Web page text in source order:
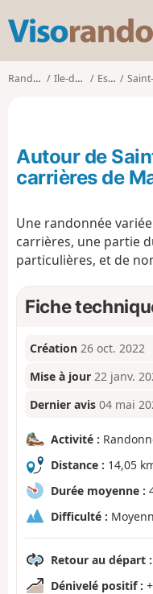
Randonnées Ile-de-France Essonne Saint-
Autour de
carrières de
Une randonnée
carrières, une partie
particulières, et de
Fiche
Création 26 oct. 2022
Mise à jour 22 janv.
Dernier avis 04 mai
Activité :
Distance : 14,05
Durée moyenne :
Difficulté :
Retour au départ :
Dénivelé positif :